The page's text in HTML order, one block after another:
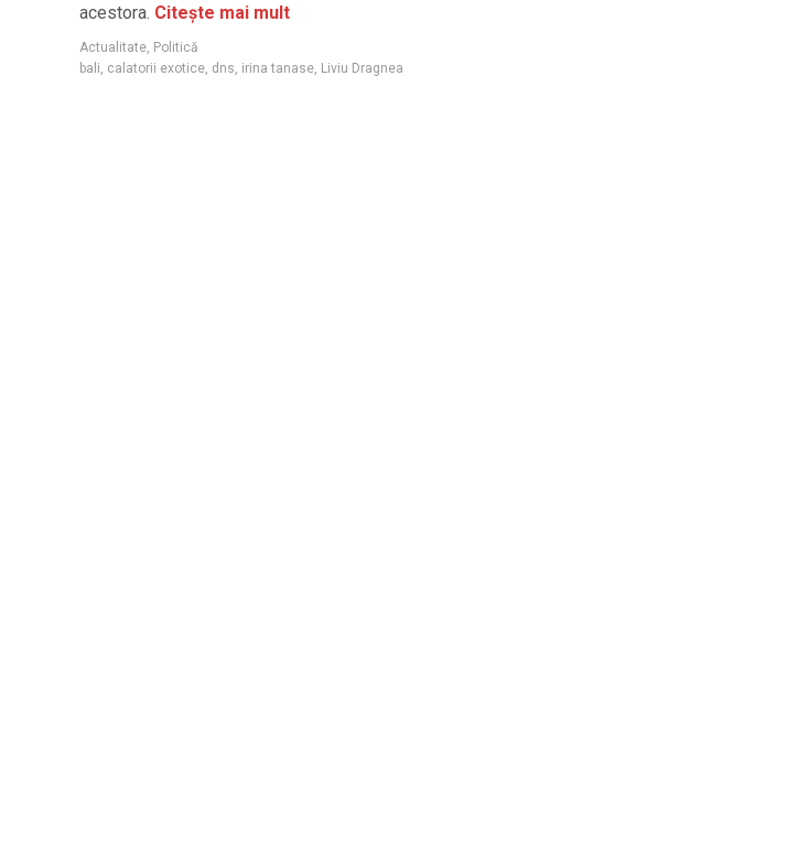
acestora. Citește mai mult
Actualitate Politică
bali calatorii exotice dns irina tanase Liviu Dragnea